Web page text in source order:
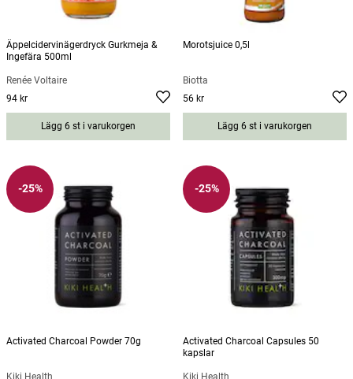
Äppelcidervinägerdryck Gurkmeja &
Ingefära 500ml
Renée Voltaire
Pris
94 kr
Lägg 6 st i varukorgen
Morotsjuice 0,5l
Biotta
Pris
56 kr
Lägg 6 st i varukorgen
-25%
Activated Charcoal Powder 70g
Kiki Health
-25%
Activated Charcoal Capsules 50
kapslar
Kiki Health